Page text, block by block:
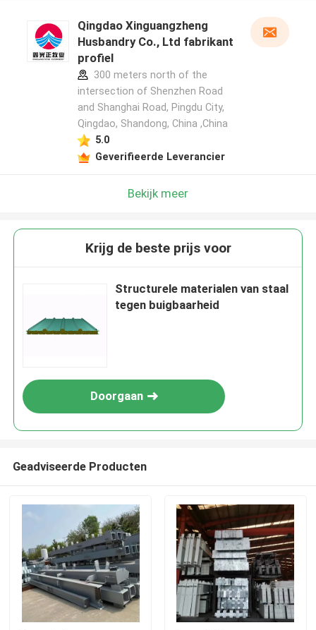
Qingdao Xinguangzheng
Husbandry Co., Ltd fabrikant
profiel
300 meters north of the
intersection of Shenzhen Road
and Shanghai Road, Pingdu City,
Qingdao, Shandong, China ,China
5.0
Geverifieerde Leverancier
Bekijk meer
Krijg de beste prijs voor
Structurele materialen van staal
tegen buigbaarheid
Doorgaan
Geadviseerde Producten